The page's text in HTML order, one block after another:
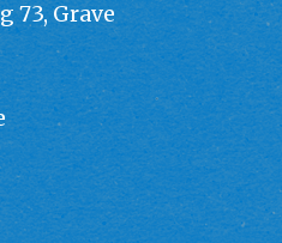
73, Grave